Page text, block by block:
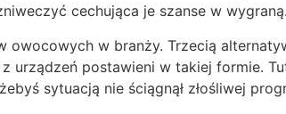
cechująca je szanse w wygraną.
w branży. Trzecią
postawieni w takiej formie.
sytuacją nie ściągnął złośliwej